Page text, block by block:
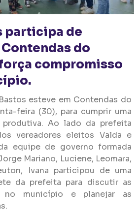
participa de
do
compromisso
esteve em Contendas do
feira (30), para cumprir uma
produtiva. Ao lado da prefeita
vereadores eleitos Valda e
equipe de governo formada
Mariano, Luciene, Leomara,
Ivana participou de uma
da prefeita para discutir as
no município e planejar as